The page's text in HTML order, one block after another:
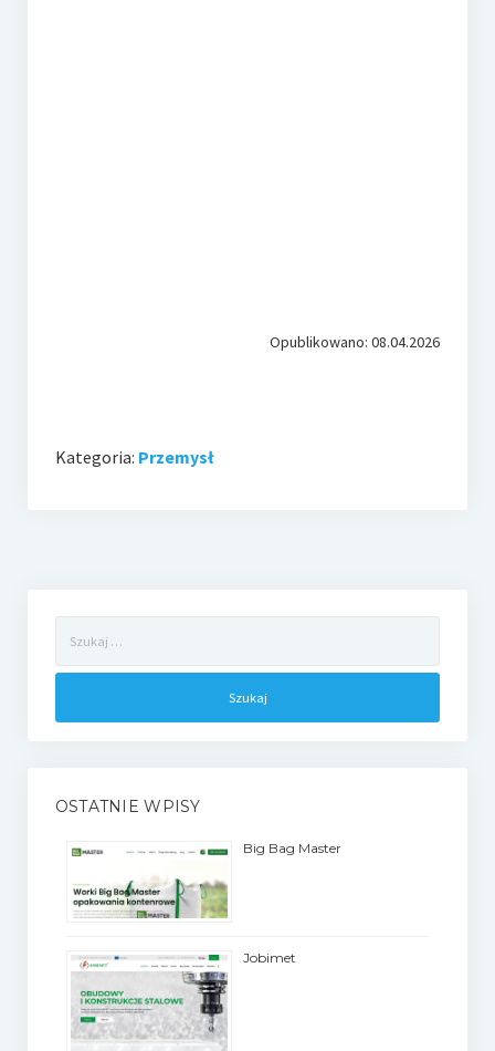
Opublikowano: 08.04.2026
Kategoria: Przemysł
OSTATNIE WPISY
Big Bag Master
Jobimet